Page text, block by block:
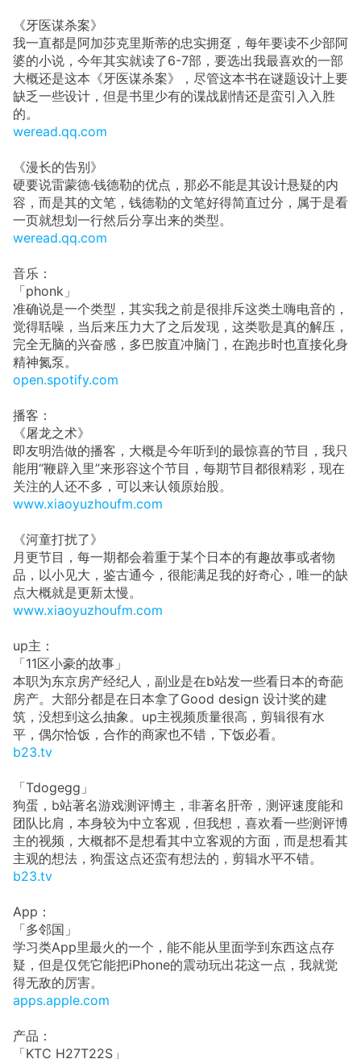
《牙医谋杀案》
我一直都是阿加莎克里斯蒂的忠实拥趸，每年要读不少部阿
婆的小说，今年其实就读了6-7部，要选出我最喜欢的一部
大概还是这本《牙医谋杀案》，尽管这本书在谜题设计上要
缺乏一些设计，但是书里少有的谍战剧情还是蛮引入入胜
的。
weread.qq.com
《漫长的告别》
硬要说雷蒙德·钱德勒的优点，那必不能是其设计悬疑的内
容，而是其的文笔，钱德勒的文笔好得简直过分，属于是看
一页就想划一行然后分享出来的类型。
weread.qq.com
音乐：
「phonk」
准确说是一个类型，其实我之前是很排斥这类土嗨电音的，
觉得聒噪，当后来压力大了之后发现，这类歌是真的解压，
完全无脑的兴奋感，多巴胺直冲脑门，在跑步时也直接化身
精神氮泵。
open.spotify.com
播客：
《屠龙之术》
即友明浩做的播客，大概是今年听到的最惊喜的节目，我只
能用“鞭辟入里”来形容这个节目，每期节目都很精彩，现在
关注的人还不多，可以来认领原始股。
www.xiaoyuzhoufm.com
《河童打扰了》
月更节目，每一期都会着重于某个日本的有趣故事或者物
品，以小见大，鉴古通今，很能满足我的好奇心，唯一的缺
点大概就是更新太慢。
www.xiaoyuzhoufm.com
up主：
「11区小豪的故事」
本职为东京房产经纪人，副业是在b站发一些看日本的奇葩
房产。大部分都是在日本拿了Good design 设计奖的建
筑，没想到这么抽象。up主视频质量很高，剪辑很有水
平，偶尔恰饭，合作的商家也不错，下饭必看。
b23.tv
「Tdogegg」
狗蛋，b站著名游戏测评博主，非著名肝帝，测评速度能和
团队比肩，本身较为中立客观，但我想，喜欢看一些测评博
主的视频，大概都不是想看其中立客观的方面，而是想看其
主观的想法，狗蛋这点还蛮有想法的，剪辑水平不错。
b23.tv
App：
「多邻国」
学习类App里最火的一个，能不能从里面学到东西这点存
疑，但是仅凭它能把iPhone的震动玩出花这一点，我就觉
得无敌的厉害。
apps.apple.com
产品：
「KTC H27T22S」